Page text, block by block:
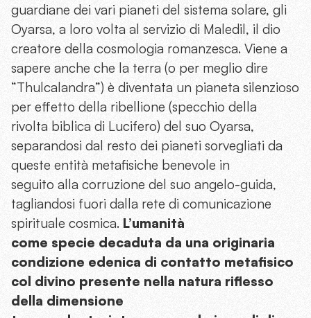
guardiane dei vari pianeti del sistema solare, gli
Oyarsa, a loro volta al servizio di Maledil, il dio
creatore della cosmologia romanzesca. Viene a
sapere anche che la terra (o per meglio dire
“Thulcalandra”) è diventata un pianeta silenzioso
per effetto della ribellione (specchio della
rivolta biblica di Lucifero) del suo Oyarsa,
separandosi dal resto dei pianeti sorvegliati da
queste entità metafisiche benevole in
seguito alla corruzione del suo angelo-guida,
tagliandosi fuori dalla rete di comunicazione
spirituale cosmica. L’umanità
come specie decaduta da una originaria
condizione edenica di contatto metafisico
col divino presente nella natura riflesso
della dimensione